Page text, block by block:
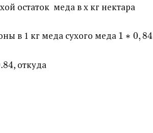
остаток меда в x кг нектара
в 1 кг меда сухого меда 1 ∗ 0,84
​, откуда